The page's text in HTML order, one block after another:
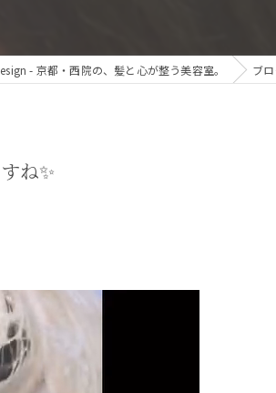
- 京都・西院の、髪と心が整う美容室。 ブ
ね✨